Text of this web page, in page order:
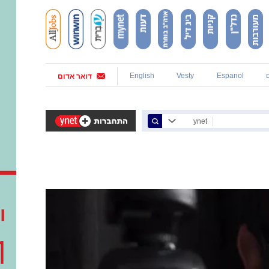
Espanol
Vesty
English דואר אדום